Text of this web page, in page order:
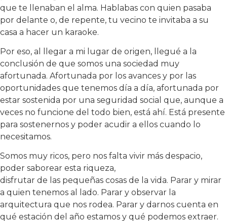
que te llenaban el alma. Hablabas con quien pasaba
por delante o, de repente, tu vecino te invitaba a su
casa a hacer un karaoke.
Por eso, al llegar a mi lugar de origen, llegué a la
conclusión de que somos una sociedad muy
afortunada. Afortunada por los avances y por las
oportunidades que tenemos día a día, afortunada por
estar sostenida por una seguridad social que, aunque a
veces no funcione del todo bien, está ahí. Está presente
para sostenernos y poder acudir a ellos cuando lo
necesitamos.
Somos muy ricos, pero nos falta vivir más despacio,
poder saborear esta riqueza,
disfrutar de las pequeñas cosas de la vida. Parar y mirar
a quien tenemos al lado. Parar y observar la
arquitectura que nos rodea. Parar y darnos cuenta en
qué estación del año estamos y qué podemos extraer.